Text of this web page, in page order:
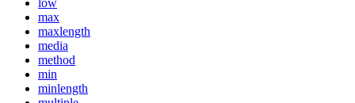
max
maxlength
media
method
min
minlength